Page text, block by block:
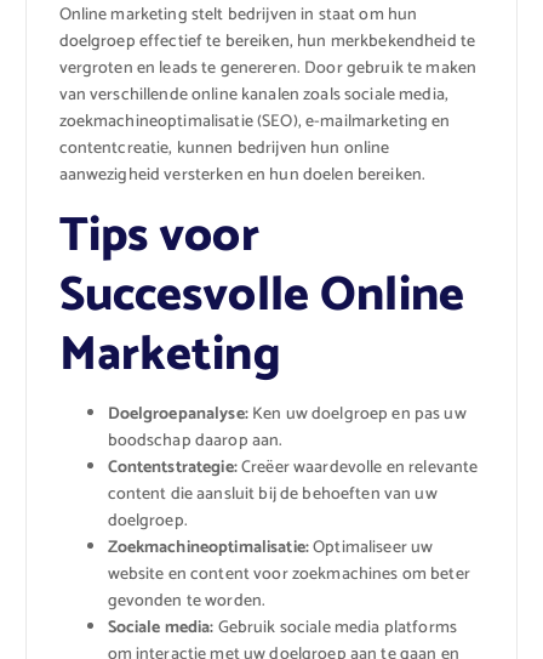
Online marketing stelt bedrijven in staat om hun
doelgroep effectief te bereiken, hun merkbekendheid te
vergroten en leads te genereren. Door gebruik te maken
van verschillende online kanalen zoals sociale media,
zoekmachineoptimalisatie (SEO), e-mailmarketing en
contentcreatie, kunnen bedrijven hun online
aanwezigheid versterken en hun doelen bereiken.
Tips voor
Succesvolle Online
Marketing
Doelgroepanalyse:Ken uw doelgroep en pas uw
boodschap daarop aan.
Contentstrategie:Creëer waardevolle en relevante
content die aansluit bij de behoeften van uw
doelgroep.
Zoekmachineoptimalisatie:Optimaliseer uw
website en content voor zoekmachines om beter
gevonden te worden.
Sociale media:Gebruik sociale media platforms